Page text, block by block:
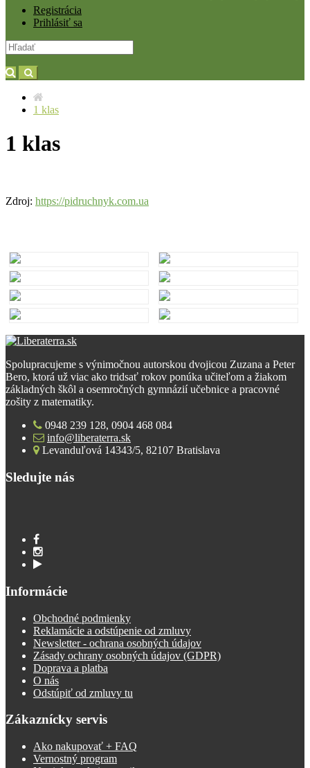
Registrácia
Prihlásiť sa
1 klas
1 klas
Zdroj: https://pidruchnyk.com.ua
Spolupracujeme s výnimočnou autorskou dvojicou Zuzana a Peter
Bero, ktorá už viac ako tridsať rokov ponúka učiteľom a žiakom
základných škôl a osemročných gymnázií učebnice a pracovné
zošity z matematiky.
0948 239 128, 0904 468 084
info@liberaterra.sk
Levanduľová 14343/5, 82107 Bratislava
Sledujte nás
Informácie
Obchodné podmienky
Reklamácie a odstúpenie od zmluvy
Newsletter - ochrana osobných údajov
Zásady ochrany osobných údajov (GDPR)
Doprava a platba
O nás
Odstúpiť od zmluvy tu
Zákaznícky servis
Ako nakupovať + FAQ
Vernostný program